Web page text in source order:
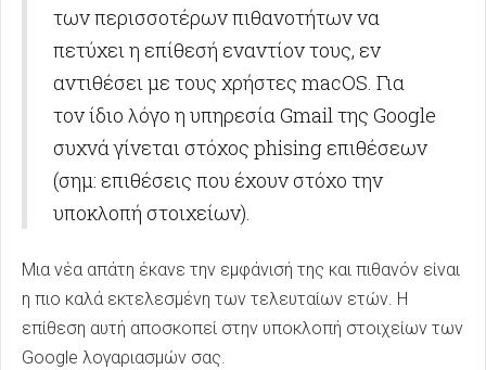
των περισσοτέρων πιθανοτήτων να
πετύχει η επίθεσή εναντίον τους, εν
αντιθέσει με τους χρήστες macOS. Για
τον ίδιο λόγο η υπηρεσία Gmail της Google
συχνά γίνεται στόχος phising επιθέσεων
(σημ: επιθέσεις που έχουν στόχο την
υποκλοπή στοιχείων).
Μια νέα απάτη έκανε την εμφάνισή της και πιθανόν είναι
η πιο καλά εκτελεσμένη των τελευταίων ετών. Η
επίθεση αυτή αποσκοπεί στην υποκλοπή στοιχείων των
Google λογαριασμών σας.